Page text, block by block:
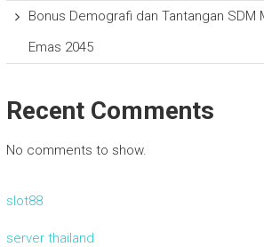
Bonus Demografi dan Tantangan SDM
Emas 2045
Recent Comments
No comments to show.
slot88
server thailand